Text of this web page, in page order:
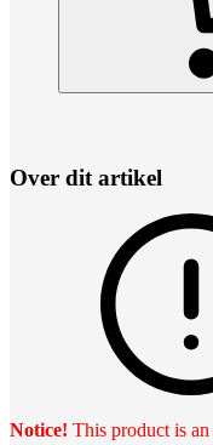
Over dit artikel
Notice! This product is